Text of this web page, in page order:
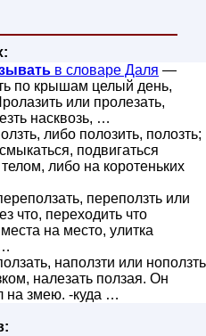
в словаре Даля —
по крышам целый день,
или пролезать,
насквозь, …
либо полозить, полозть;
подвигаться
либо на коротеньких
переползть или
что, переходить что
на место, улитка
наползти или ноползть
налезать ползая. Он
на змею. -куда …